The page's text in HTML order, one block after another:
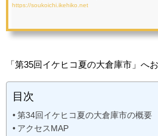
https://soukoichi.ikehiko.net
「第35回イケヒコ夏の大倉庫市」へ
目次
第34回イケヒコ夏の大倉庫市の概要
アクセスMAP